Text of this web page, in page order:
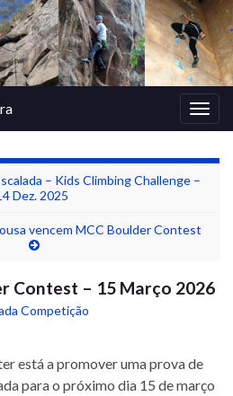
– Kids Climbing Challenge –
Dez. 2025
vencem MCC Boulder Contest
Contest – 15 Março 2026
Competição
está a promover uma prova de
para o próximo dia 15 de março